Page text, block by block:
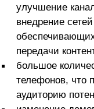
улучшение
внедрение
передачи
большое
телефонов, что
аудиторию